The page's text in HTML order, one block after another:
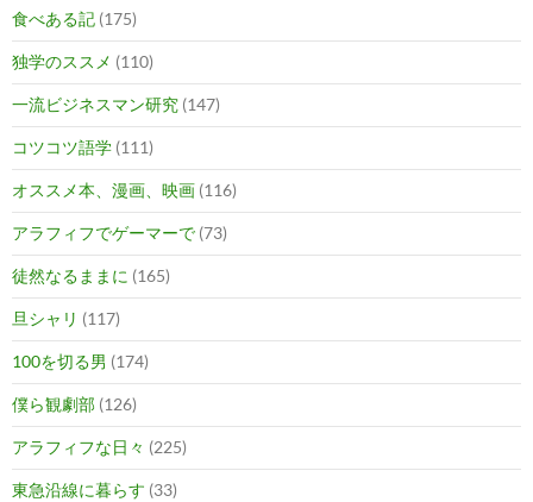
食べある記 (175)
独学のススメ (110)
一流ビジネスマン研究 (147)
コツコツ語学 (111)
オススメ本、漫画、映画 (116)
アラフィフでゲーマーで (73)
徒然なるままに (165)
旦シャリ (117)
100を切る男 (174)
僕ら観劇部 (126)
アラフィフな日々 (225)
東急沿線に暮らす (33)